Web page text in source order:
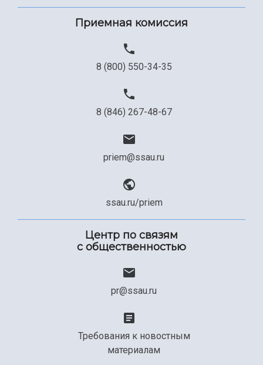
Приемная комиссия
8 (800) 550-34-35
8 (846) 267-48-67
priem@ssau.ru
ssau.ru/priem
Центр по связям
с общественностью
pr@ssau.ru
Требования к новостным
материалам